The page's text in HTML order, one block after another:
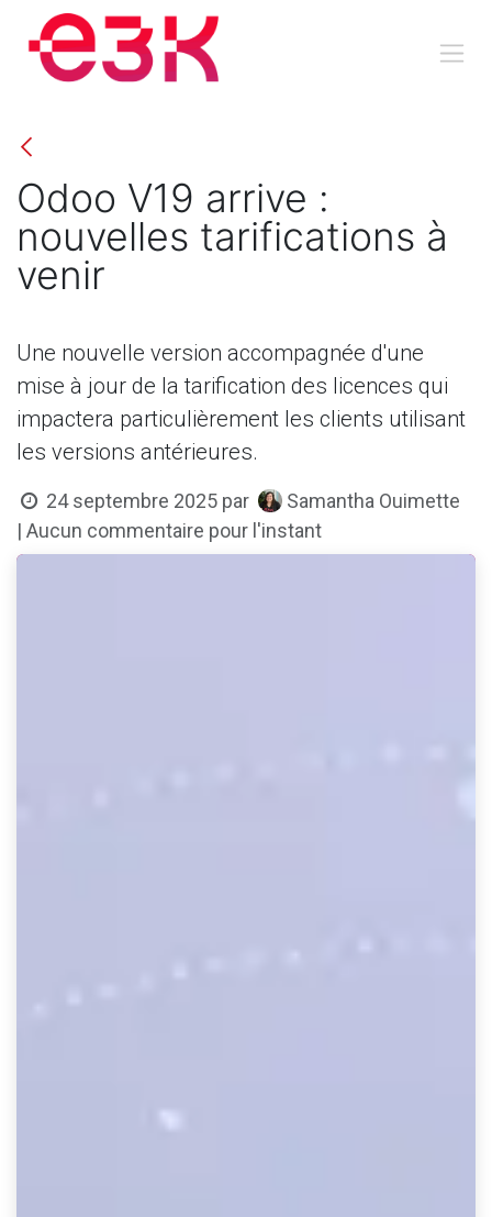
Se rendre au contenu
Odoo V19 arrive :
nouvelles tarifications à
venir
Une nouvelle version accompagnée d'une
mise à jour de la tarification des licences qui
impactera particulièrement les clients utilisant
les versions antérieures.
24 septembre 2025 par
Samantha Ouimette
| Aucun commentaire pour l'instant